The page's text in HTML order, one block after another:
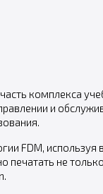
комплекса
и
FDM,
печатать не